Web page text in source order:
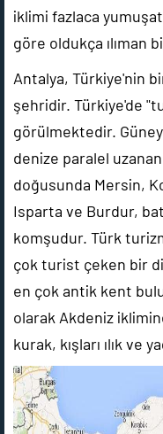
iklimi fazlaca
göre oldukça ılıman
Antalya, Türkiye'nin
şehridir. Türkiye'de
görülmektedir.
denize paralel
doğusunda Mersin,
Isparta ve Burdur,
komşudur. Türk
çok turist çeken bir
en çok antik kent
olarak Akdeniz
kurak, kışları ılık ve